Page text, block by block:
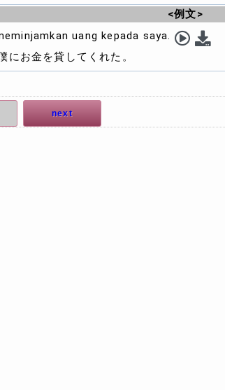
<例文>
uang kepada saya.
にお金を貸してくれた。
next